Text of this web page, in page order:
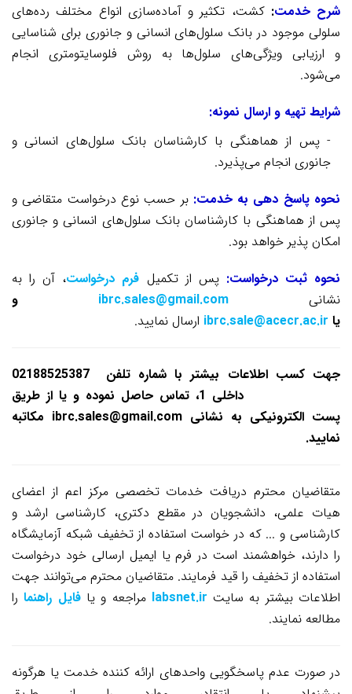
شرح خدمت:کشت، تکثیر و آماده‌سازی انواع مختلف رده‌های
سلولی موجود در بانک سلول‌های انسانی و جانوری برای شناسایی
و ارزیابی ویژگی‌های سلول‌هابه روش فلوسایتومتری انجام
می‌شود.
شرایط تهیه و ارسال نمونه:
- پس از هماهنگی با کارشناسان بانک سلول‌های انسانی و
جانوری انجام می‌پذیرد.
نحوه پاسخ دهی به خدمت: بر حسب نوع درخواست متقاضی و
پس از هماهنگی با کارشناسانبانک سلول‌های انسانی و جانوری
امکان پذیر خواهد بود.
نحوه ثبت درخواست: پس از تکمیل فرم درخواست، آن را به
نشانی ibrc.sales@gmail.com
و
یا ibrc.sale@acecr.ac.ir ارسال نمایید.
جهت کسب اطلاعات بیشتر با شماره تلفن 02188525387
داخلی 1،
تماس حاصل نموده و یا از طریق
پست الکترونیکی به نشانی ibrc.sales@gmail.com مکاتبه
نمایید.
متقاضیان محترم دریافت خدمات تخصصی مرکز اعم از اعضای
هیات علمی، دانشجویان در مقطع دکتری، کارشناسی ارشد و
کارشناسی و ... که در خواست استفاده از تخفیف شبکه آزمایشگاه
را دارند، خواهشمند است در فرم یا ایمیل ارسالی خود درخواست
استفاده از تخفیف را قید فرمایند. متقاضیان محترم می‌توانند جهت
اطلاعات بیشتر به سایت labsnet.ir مراجعه و یافایل راهنمارا
مطالعه نمایند.
در صورت عدم پاسخگویی واحدهای ارائه کننده خدمت یا هرگونه